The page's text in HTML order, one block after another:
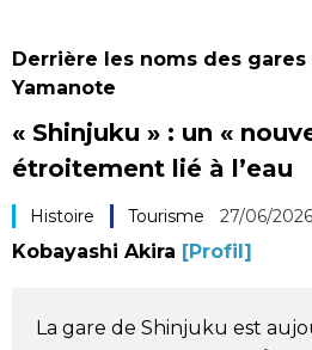
Économie
Société
Culture
Derrière les noms des
Yamanote
« Shinjuku » : un «
étroitement lié à l’eau
Histoire Tourisme 27/06/2026
Kobayashi Akira [Profil]
La gare de Shinjuku est